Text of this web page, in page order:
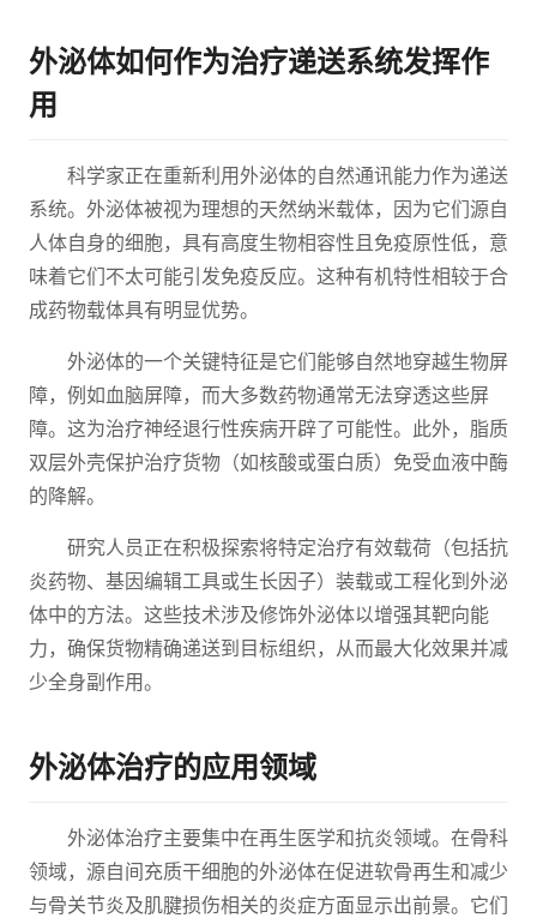
外泌体如何作为治疗递送系统发挥作
用
科学家正在重新利用外泌体的自然通讯能力作为递送
系统。外泌体被视为理想的天然纳米载体，因为它们源自
人体自身的细胞，具有高度生物相容性且免疫原性低，意
味着它们不太可能引发免疫反应。这种有机特性相较于合
成药物载体具有明显优势。
外泌体的一个关键特征是它们能够自然地穿越生物屏
障，例如血脑屏障，而大多数药物通常无法穿透这些屏
障。这为治疗神经退行性疾病开辟了可能性。此外，脂质
双层外壳保护治疗货物（如核酸或蛋白质）免受血液中酶
的降解。
研究人员正在积极探索将特定治疗有效载荷（包括抗
炎药物、基因编辑工具或生长因子）装载或工程化到外泌
体中的方法。这些技术涉及修饰外泌体以增强其靶向能
力，确保货物精确递送到目标组织，从而最大化效果并减
少全身副作用。
外泌体治疗的应用领域
外泌体治疗主要集中在再生医学和抗炎领域。在骨科
领域，源自间充质干细胞的外泌体在促进软骨再生和减少
与骨关节炎及肌腱损伤相关的炎症方面显示出前景。它们